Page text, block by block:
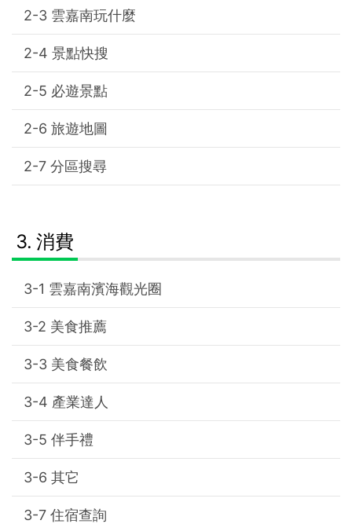
雲嘉南玩什麼
景點快搜
必遊景點
旅遊地圖
分區搜尋
消費
雲嘉南濱海觀光圈
美食推薦
美食餐飲
產業達人
伴手禮
其它
住宿查詢